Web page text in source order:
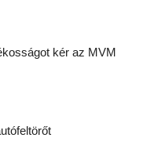
kér az MVM